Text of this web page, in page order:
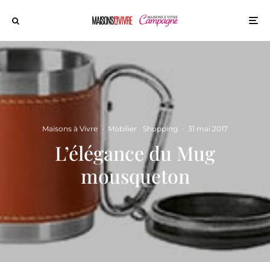
Maisons à Vivre · Mobilier Shopping · 31 mai 2017
L’élégance du Mug
mousqueton